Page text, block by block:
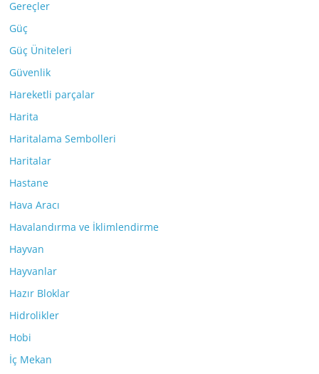
Gereçler
Güç
Güç Üniteleri
Güvenlik
Hareketli parçalar
Harita
Haritalama Sembolleri
Haritalar
Hastane
Hava Aracı
Havalandırma ve İklimlendirme
Hayvan
Hayvanlar
Hazır Bloklar
Hidrolikler
Hobi
İç Mekan